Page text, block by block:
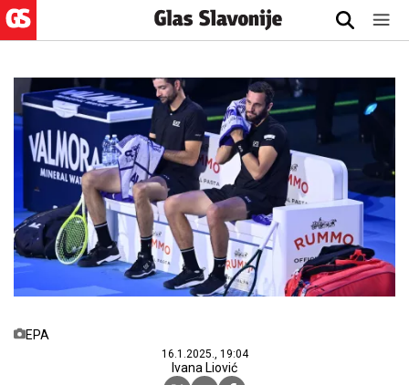
EPA
16.1.2025., 19:04
Ivana Liović